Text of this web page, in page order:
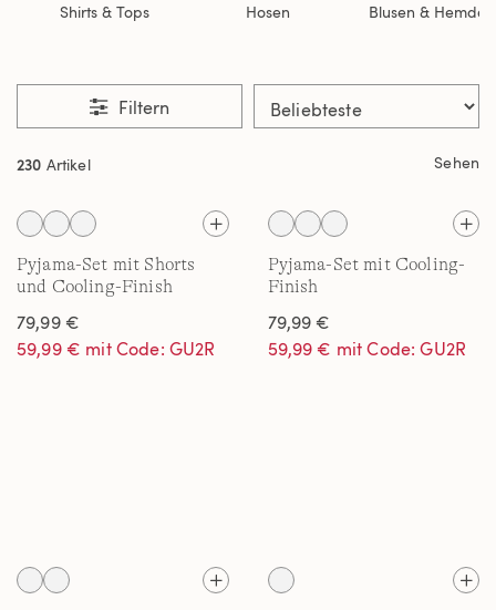
Shirts & Tops Hosen Blusen & Hemden
Filtern
230 Artikel Sehen
Pyjama-Set mit Shorts
und Cooling-Finish
79,99 €
59,99 € mit Code: GU2R
Pyjama-Set mit Cooling-
Finish
79,99 €
59,99 € mit Code: GU2R